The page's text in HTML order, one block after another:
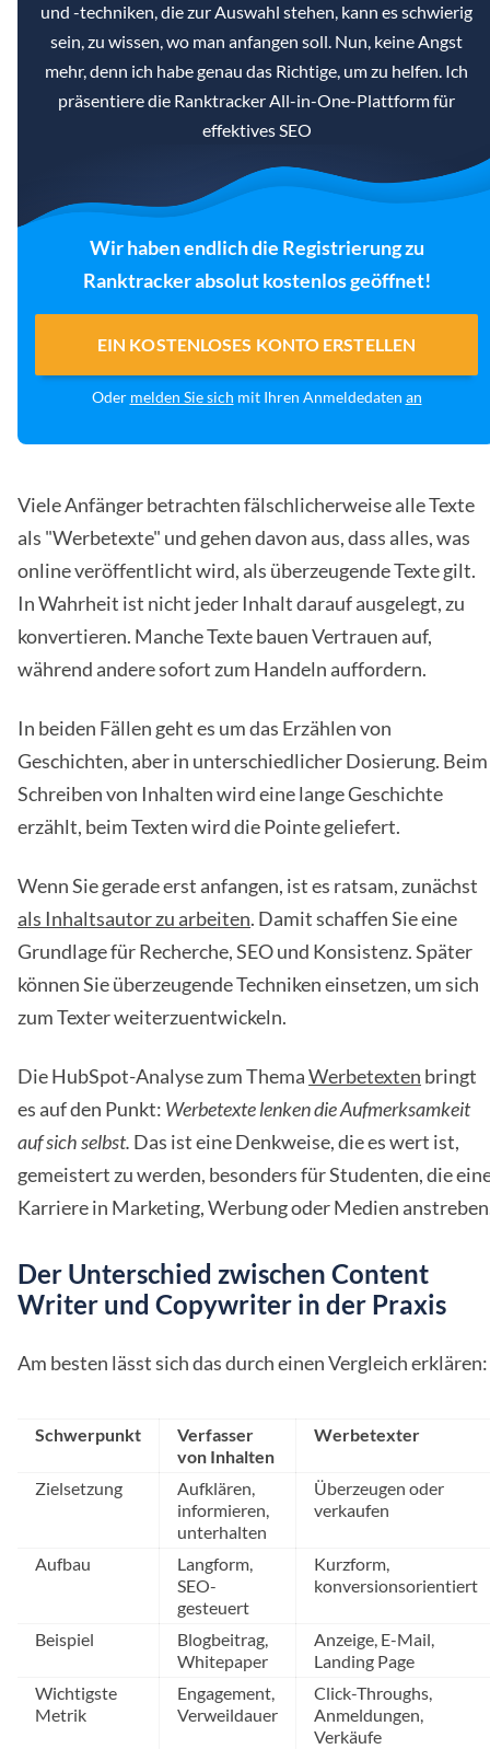
und -techniken, die zur Auswahl stehen, kann es schwierig
sein, zu wissen, wo man anfangen soll. Nun, keine Angst
mehr, denn ich habe genau das Richtige, um zu helfen. Ich
präsentiere die Ranktracker All-in-One-Plattform für
effektives SEO
Wir haben endlich die Registrierung zu
Ranktracker absolut kostenlos geöffnet!
EIN KOSTENLOSES KONTO ERSTELLEN
Oder melden Sie sich mit Ihren Anmeldedaten an
Viele Anfänger betrachten fälschlicherweise alle Texte
als "Werbetexte" und gehen davon aus, dass alles, was
online veröffentlicht wird, als überzeugende Texte gilt.
In Wahrheit ist nicht jeder Inhalt darauf ausgelegt, zu
konvertieren. Manche Texte bauen Vertrauen auf,
während andere sofort zum Handeln auffordern.
In beiden Fällen geht es um das Erzählen von
Geschichten, aber in unterschiedlicher Dosierung. Beim
Schreiben von Inhalten wird eine lange Geschichte
erzählt, beim Texten wird die Pointe geliefert.
Wenn Sie gerade erst anfangen, ist es ratsam, zunächst
als Inhaltsautor zu arbeiten. Damit schaffen Sie eine
Grundlage für Recherche, SEO und Konsistenz. Später
können Sie überzeugende Techniken einsetzen, um sich
zum Texter weiterzuentwickeln.
Die HubSpot-Analyse zum ThemaWerbetexten bringt
es auf den Punkt: Werbetexte lenken die Aufmerksamkeit
auf sich selbst. Das ist eine Denkweise, die es wert ist,
gemeistert zu werden, besonders für Studenten, die
Karriere in Marketing, Werbung oder Medien
Der Unterschied zwischen Content
Writer und Copywriter in der Praxis
Am besten lässt sich das durch einen Vergleich erklären:
Schwerpunkt
Verfasser
von Inhalten
Werbetexter
Zielsetzung
Aufklären,
informieren,
unterhalten
Überzeugen oder
verkaufen
Aufbau
Langform,
SEO-
gesteuert
Kurzform,
konversionsorientiert
Beispiel
Blogbeitrag,
Whitepaper
Anzeige, E-Mail,
Landing Page
Wichtigste
Metrik
Engagement,
Verweildauer
Click-Throughs,
Anmeldungen,
Verkäufe